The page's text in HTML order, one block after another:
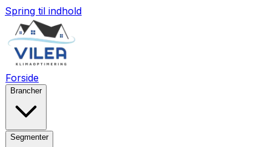
Spring til indhold
Forside
Brancher
Segmenter